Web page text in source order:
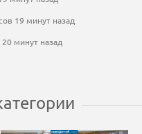
19 минут назад
минут назад